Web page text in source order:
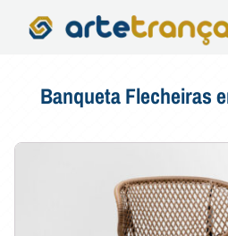
Banqueta Flecheiras